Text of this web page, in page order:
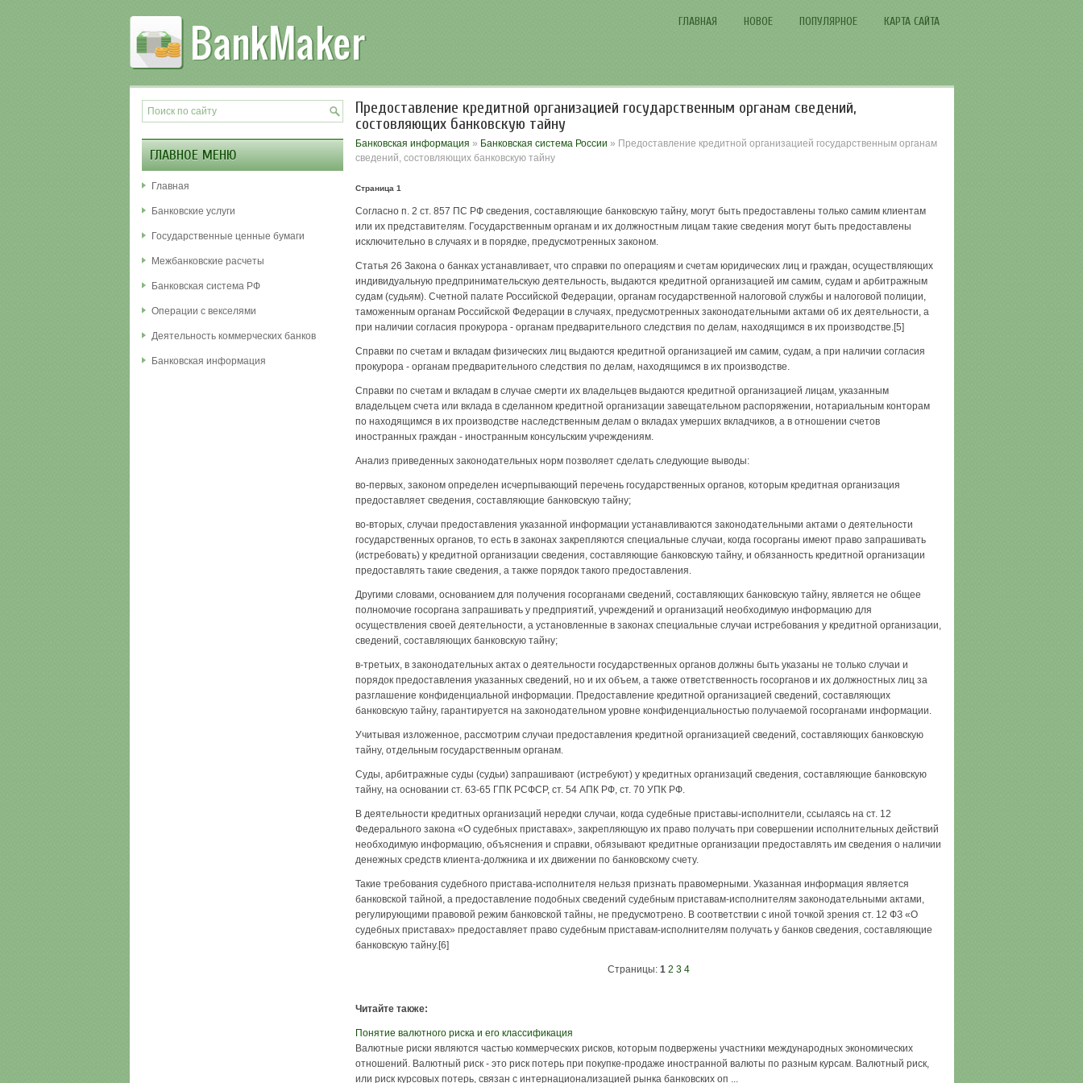
ГЛАВНАЯ НОВОЕ ПОПУЛЯРНОЕ КАРТА САЙТА
Предоставление кредитной организацией государственным органам сведений,
состовляющих банковскую тайну
Банковская информация » Банковская система России » Предоставление кредитной организацией государственным органам
сведений, состовляющих банковскую тайну
Страница 1
Согласно п. 2 ст. 857 ПС РФ сведения, составляющие банковскую тайну, могут быть предоставлены только самим клиентам
или их представителям. Государственным органам и их должностным лицам такие сведения могут быть предоставлены
исключительно в случаях и в порядке, предусмотренных законом.
Статья 26 Закона о банках устанавливает, что справки по операциям и счетам юридических лиц и граждан, осуществляющих
индивидуальную предпринимательскую деятель­ность, выдаются кредитной организацией им самим, судам и арбитражным
судам (судьям). Счетной палате Российской Федерации, органам государственной налоговой службы и налоговой полиции,
таможенным органам Российской Федерации в случаях, предусмотренных зако­нодательными актами об их деятельности, а
при наличии согласия прокурора - органам предварительного следствия по делам, находящимся в их производстве.[5]
Справки по счетам и вкладам физических лиц выдаются кредитной организацией им самим, судам, а при наличии согласия
прокурора - органам предварительного следствия по делам, находящимся в их производстве.
Справки по счетам и вкладам в случае смерти их владельцев выдаются кредитной организацией лицам, указанным
владельцем счета или вклада в сделанном кредитной организации завещательном распоряжении, нотариальным кон­торам
по находящимся в их производстве наследственным делам о вкладах умерших вкладчиков, а в отношении счетов
иностранных граждан - иностран­ным консульским учреждениям.
Анализ приведенных законодательных норм позволяет сделать следующие выводы:
во-первых, законом определен исчерпывающий перечень государственных органов, которым кредитная организация
предоставляет сведения, составляющие банковскую тайну;
во-вторых, случаи предоставления указанной информации устанавливаются законодательными актами о деятельности
государственных органов, то есть в законах закрепляются специальные случаи, когда госорганы имеют право за­прашивать
(истребовать) у кредитной организации сведения, составляющие бан­ковскую тайну, и обязанность кредитной организации
предоставлять такие све­дения, а также порядок такого предоставления.
Другими словами, основанием для получения госорганами сведений, составляющих банковскую тайну, является не общее
полномочие госоргана запраши­вать у предприятий, учреждений и организаций необходимую информацию для
осуществления своей деятельности, а установленные в законах специальные случаи истребования у кредитной организации,
сведений, составляющих банков­скую тайну;
в-третьих, в законодательных актах о деятельности государственных орга­нов должны быть указаны не только случаи и
порядок предоставления указан­ных сведений, но и их объем, а также ответственность госорганов и их должно­стных лиц за
разглашение конфиденциальной информации. Предоставление кре­дитной организацией сведений, составляющих
банковскую тайну, гарантируется на законодательном уровне конфиденциальностью получаемой госорганами ин­формации.
Учитывая изложенное, рассмотрим случаи предоставления кредитной организацией сведений, составляющих банковскую
тайну, отдельным государственным органам.
Суды, арбитражные суды (судьи) запрашивают (истребуют) у кредитных организаций сведения, составляющие банковскую
тайну, на основании ст. 63-65 ГПК РСФСР, ст. 54 АПК РФ, ст. 70 УПК РФ.
В деятельности кредитных организаций нередки случаи, когда судебные приставы-исполнители, ссылаясь на ст. 12
Федерального закона «О судебных при­ставах», закрепляющую их право получать при совершении исполнительных действий
необходимую информацию, объяснения и справки, обязывают кредит­ные организации предоставлять им сведения о наличии
денежных средств кли­ента-должника и их движении по банковскому счету.
Такие требования судебного пристава-исполнителя нельзя признать правомерными. Указанная информация является
банковской тайной, а предоставление подобных сведений судебным приставам-исполнителям законодательными ак­тами,
регулирующими правовой режим банковской тайны, не предусмотрено. В соответствии с иной точкой зрения ст. 12 ФЗ «О
судебных приставах» предоставляет право судебным приставам-исполнителям получать у банков сведения, составляющие
банковскую тайну.[6]
Страницы: 1 2 3 4
Читайте также:
Понятие валютного риска и его классификация
Валютные риски являются частью коммерческих рисков, которым подвержены участники международных экономических
отношений. Валютный риск - это риск потерь при покупке-продаже иностранной валюты по разным курсам. Валютный риск,
или риск курсовых потерь, связан с интернационализацией рынка банковских оп ...
ГЛАВНОЕ МЕНЮ
Главная
Банковские услуги
Государственные ценные бумаги
Межбанковские расчеты
Банковская система РФ
Операции с векселями
Деятельность коммерческих банков
Банковская информация